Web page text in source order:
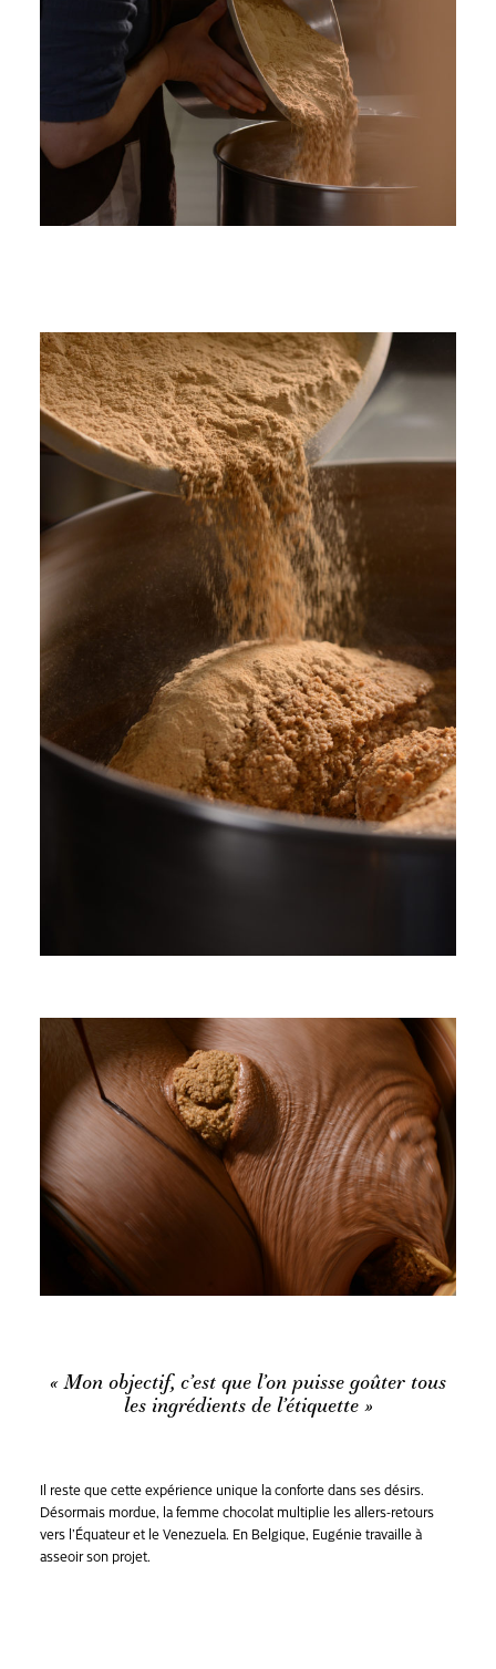
« Mon objectif, c’est que l’on puisse goûter tous
les ingrédients de l’étiquette »
Il reste que cette expérience unique la conforte dans ses désirs.
Désormais mordue, la femme chocolat multiplie les allers-retours
vers l’Équateur et le Venezuela. En Belgique, Eugénie travaille à
asseoir son projet.